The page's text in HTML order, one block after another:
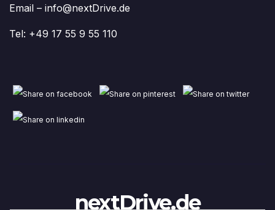
Email – info@nextDrive.de
Tel: +49 17 55 9 55 110
nextDrive.de